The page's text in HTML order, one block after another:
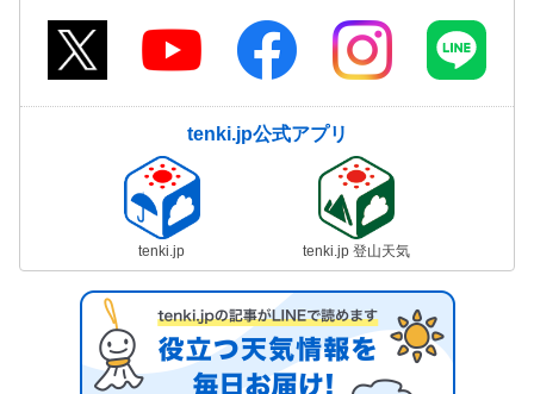
tenki.jp公式アプリ
tenki.jp tenki.jp 登山天気